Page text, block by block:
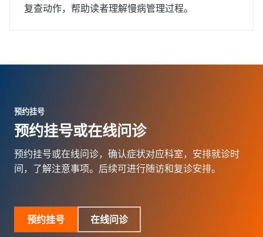
复查动作，帮助读者理解慢病管理过程。
预约挂号
预约挂号或在线问诊
预约挂号或在线问诊，确认症状对应科室，安排就诊时
间，了解注意事项。后续可进行随访和复诊安排。
预约挂号 在线问诊